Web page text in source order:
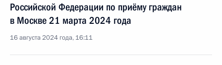
Российской Федерации по приёму граждан
в Москве 21 марта 2024 года
16 августа 2024 года, 16:11